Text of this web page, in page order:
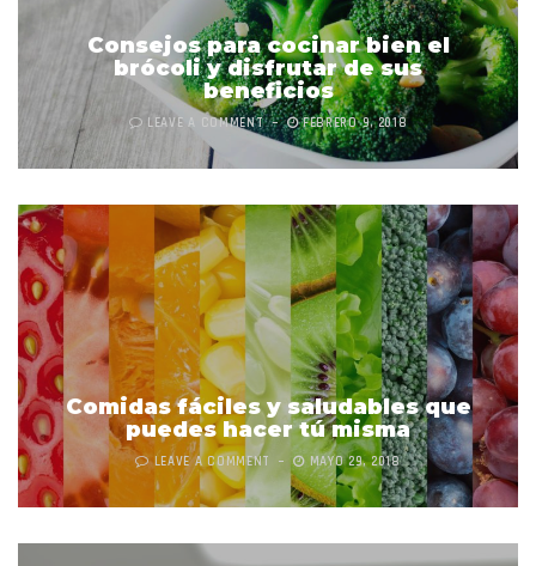
Consejos para cocinar bien el
brócoli y disfrutar de sus
beneficios
LEAVE A COMMENT FEBRERO 9, 2018
Comidas fáciles y saludables que
puedes hacer tú misma
LEAVE A COMMENT MAYO 29, 2018